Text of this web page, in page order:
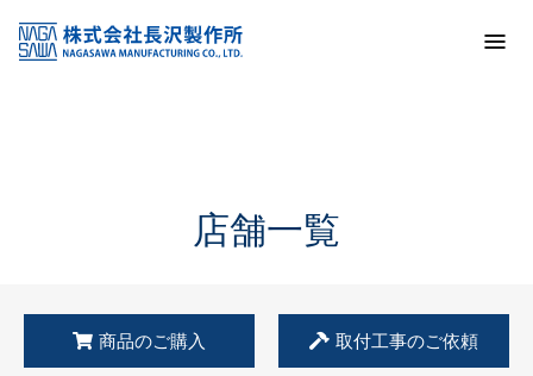
KSS加盟店・取扱店情報
店舗一覧
店舗一覧
商品のご購入 取付工事のご依頼